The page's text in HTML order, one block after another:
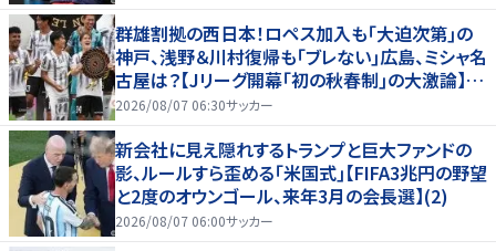
群雄割拠の西日本！ロペス加入も｢大迫次第｣の
神戸、浅野＆川村復帰も｢ブレない｣広島、ミシャ名
古屋は？【Jリーグ開幕｢初の秋春制｣の大激論】
(2)
2026/08/07 06:30サッカー
新会社に見え隠れするトランプと巨大ファンドの
影、ルールすら歪める｢米国式｣【FIFA3兆円の野望
と2度のオウンゴール、来年3月の会長選】(2)
2026/08/07 06:00サッカー